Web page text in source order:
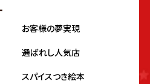
お客様の夢実現
選ばれし人気店
スパイスつき絵本